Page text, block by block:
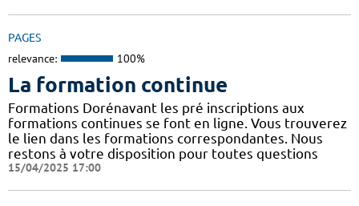
PAGES
relevance: 100%
La formation continue
Formations Dorénavant les pré inscriptions aux
formations continues se font en ligne. Vous trouverez
le lien dans les formations correspondantes. Nous
restons à votre disposition pour toutes questions
15/04/2025 17:00